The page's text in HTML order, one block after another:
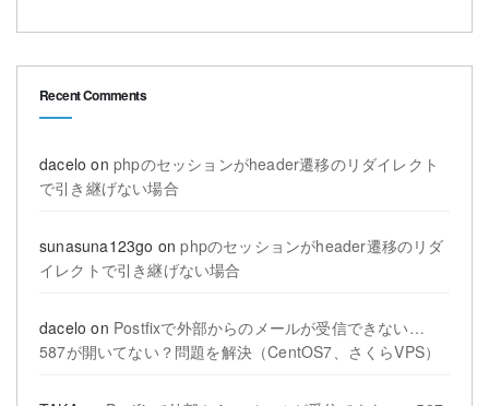
Recent Comments
dacelo onphpのセッションがheader遷移のリダイレクト
で引き継げない場合
sunasuna123go onphpのセッションがheader遷移のリダ
イレクトで引き継げない場合
dacelo on Postfixで外部からのメールが受信できない…
587が開いてない？問題を解決（CentOS7、さくらVPS）